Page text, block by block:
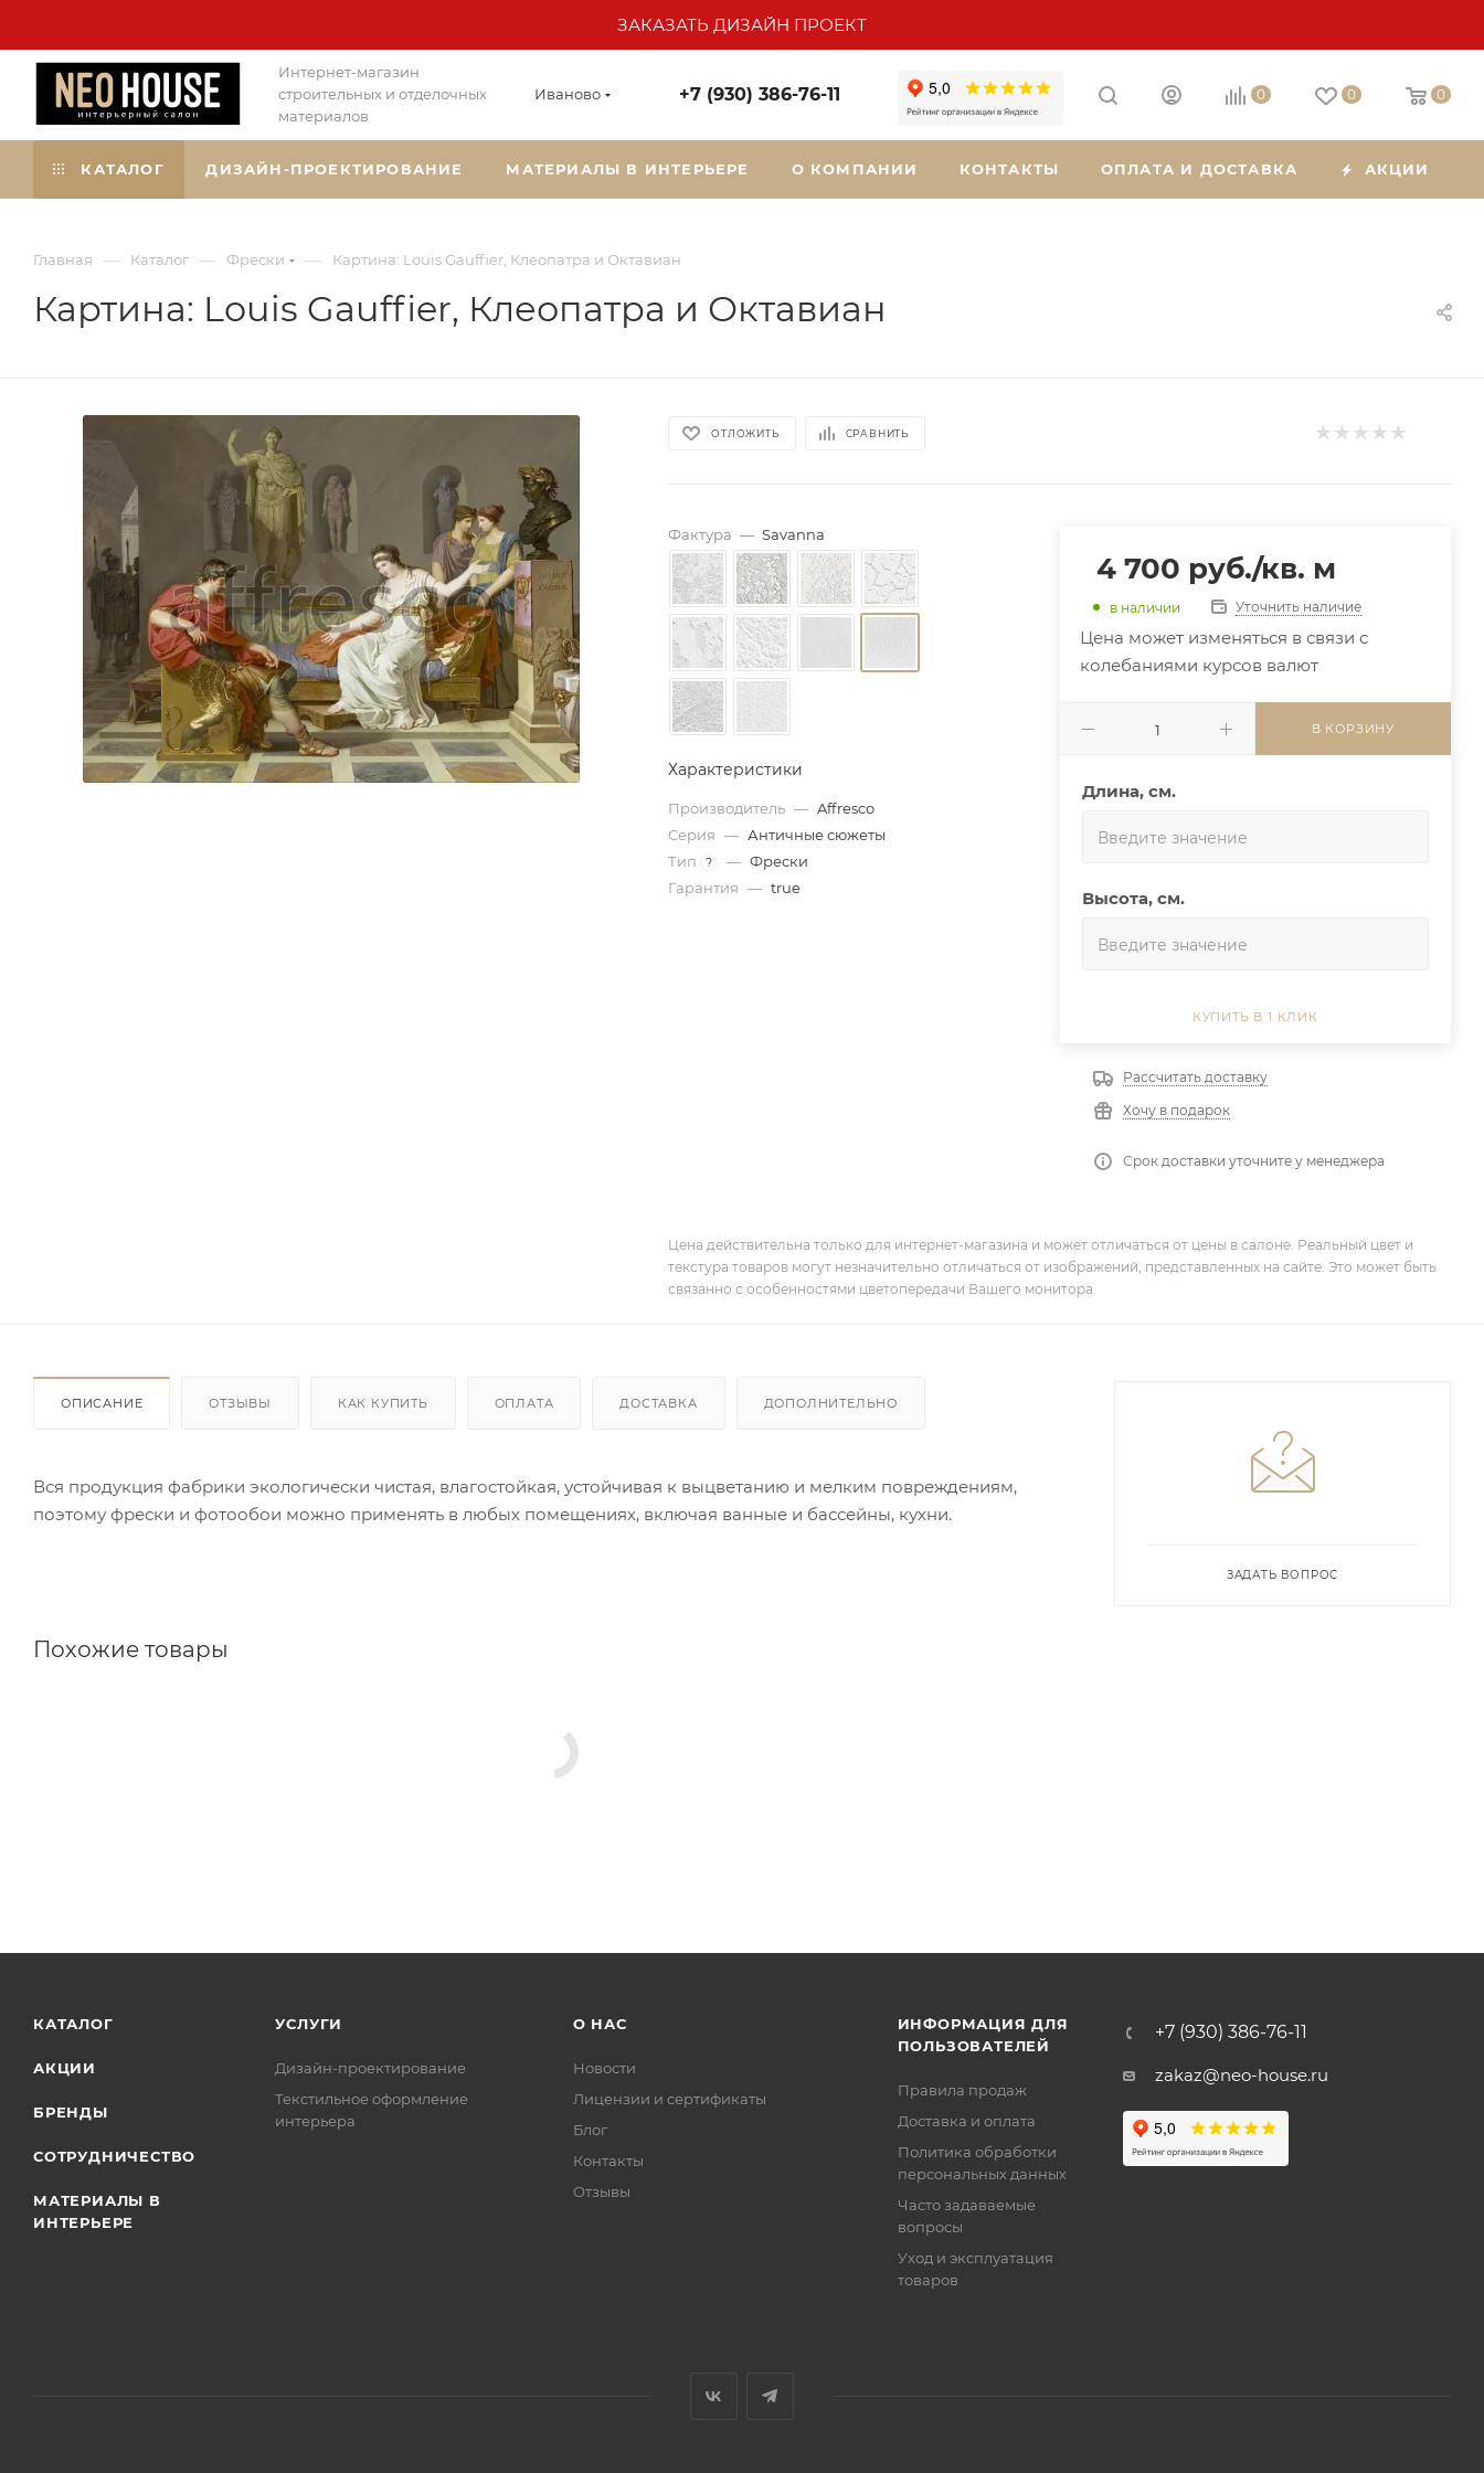
ЗАКАЗАТЬ ДИЗАЙН ПРОЕКТ
Интернет-магазин
строительных и отделочных
материалов
Иваново +7 (930) 386-76-11 0 0 0
КАТАЛОГ ДИЗАЙН-ПРОЕКТИРОВАНИЕ МАТЕРИАЛЫ В ИНТЕРЬЕРЕ О КОМПАНИИ КОНТАКТЫ ОПЛАТА И ДОСТАВКА АКЦИИ
Главная — Каталог — Фрески — Картина: Louis Gauffier, Клеопатра и Октавиан
Картина: Louis Gauffier, Клеопатра и Октавиан
ОТЛОЖИТЬ СРАВНИТЬ
Фактура — Savanna
Характеристики
Производитель — Affresco
Серия — Античные сюжеты
Тип
? — Фрески
Гарантия — true
4 700 руб./кв. м
в наличии Уточнить наличие
Цена может изменяться в связи с
колебаниями курсов валют
В КОРЗИНУ
Длина, см.
Высота, см.
КУПИТЬ В 1 КЛИК
Рассчитать доставку
Хочу в подарок
Срок доставки уточните у менеджера
Цена действительна только для интернет-магазина и может отличаться от цены в салоне. Реальный цвет и
текстура товаров могут незначительно отличаться от изображений, представленных на сайте. Это может быть
связанно с особенностями цветопередачи Вашего монитора.
ОПИСАНИЕ ОТЗЫВЫ КАК КУПИТЬ ОПЛАТА ДОСТАВКА ДОПОЛНИТЕЛЬНО
Вся продукция фабрики экологически чистая, влагостойкая, устойчивая к выцветанию и мелким повреждениям,
поэтому фрески и фотообои можно применять в любых помещениях, включая ванные и бассейны, кухни.
Похожие товары
ЗАДАТЬ ВОПРОС
КАТАЛОГ
АКЦИИ
БРЕНДЫ
СОТРУДНИЧЕСТВО
МАТЕРИАЛЫ В
ИНТЕРЬЕРЕ
УСЛУГИ
Дизайн-проектирование
Текстильное оформление
интерьера
О НАС
Новости
Лицензии и сертификаты
Блог
Контакты
Отзывы
ИНФОРМАЦИЯ ДЛЯ
ПОЛЬЗОВАТЕЛЕЙ
Правила продаж
Доставка и оплата
Политика обработки
персональных данных
Часто задаваемые
вопросы
Уход и эксплуатация
товаров
+7 (930) 386-76-11
zakaz@neo-house.ru